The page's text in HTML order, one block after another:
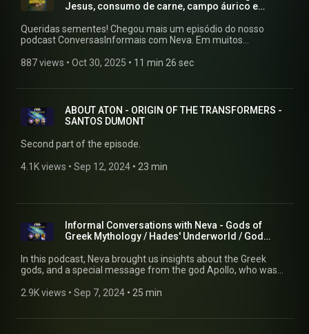
Jesus, consumo de carne, campo áurico e
Queridas sementes! Chegou mais um episódio do nosso
podcast ConversasInformais com Neva. Em muitos
se transformam em verdadeiras aulas, e é com muito
meus anos de trabalho com a espiritualidade cristalina.
Peçodesculpas por eventuais ruídos de fundo, pois
geralmente estou gravando fora domeu consultório, junto à
minha equipe. Aproveitem com muito amor e carinho! É
atéonde Jesus me permite ver e transmitir. Em Amor, Luz e
887 views • Oct 30, 2025 • 11 min 26 sec
ABOUT ATON - ORIGIN OF THE TRANSFORMERS -
SANTOS DUMONT
Second part of the episode.
4.1K views • Sep 12, 2024 • 23 min
Informal Conversations with Neva - Gods of
Greek Mythology / Hades' Underworld / God
In this podcast, Neva brought us insights about the Greek
gods, and a special message from the god Apollo, who was
2.9K views • Sep 7, 2024 • 25 min